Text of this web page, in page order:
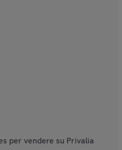
per vendere su Privalia